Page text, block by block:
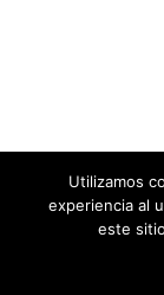
Utilizamos
experiencia al
este